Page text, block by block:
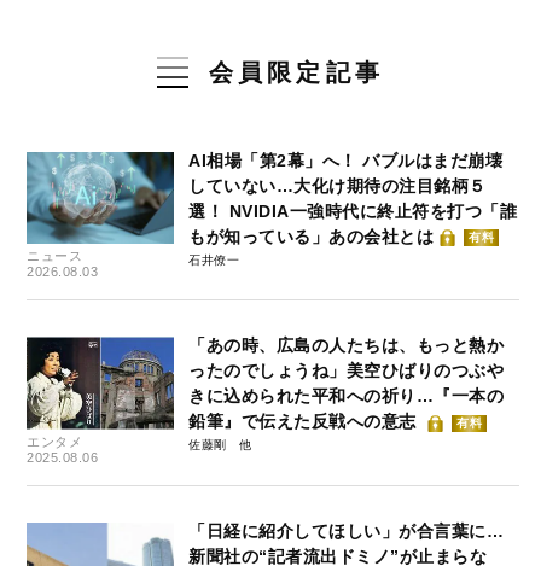
会員限定記事
ニュース
2026.08.03
AI相場「第2幕」へ！ バブルはまだ崩壊
していない…大化け期待の注目銘柄５
選！ NVIDIA一強時代に終止符を打つ「誰
もが知っている」あの会社とは
有料
石井僚一
エンタメ
2025.08.06
「あの時、広島の人たちは、もっと熱か
ったのでしょうね」美空ひばりのつぶや
きに込められた平和への祈り…『一本の
鉛筆』で伝えた反戦への意志
有料
佐藤剛
「日経に紹介してほしい」が合言葉に…
新聞社の“記者流出ドミノ”が止まらな